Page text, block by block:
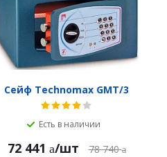
Сейф Technomax GMT/3
Есть в наличии
72 441 /шт 78 740